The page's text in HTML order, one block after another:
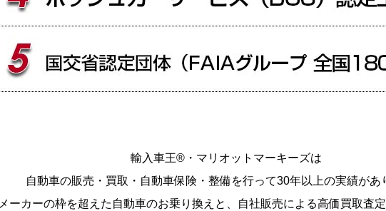
輸入車王®・マリオットマーキーズは
自動車の販売・買取・自動車保険・整備を行って30年以上の実績があ
メーカーの枠を超えた自動車のお乗り換えと、
自社販売による高価買取査